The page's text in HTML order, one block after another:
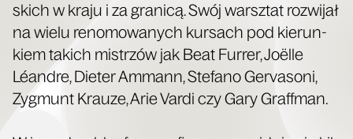
skich w kra­ju i za gra­ni­cą. Swój warsz­tat roz­wi­jał
na wie­lu reno­mo­wa­nych kur­sach pod kie­run­
kiem takich mistrzów jak Beat Fur­rer, Joël­le
Léan­dre, Die­ter Ammann, Ste­fa­no Gerva­so­ni,
Zyg­munt Krau­ze, Arie Var­di czy Gary Graffman.